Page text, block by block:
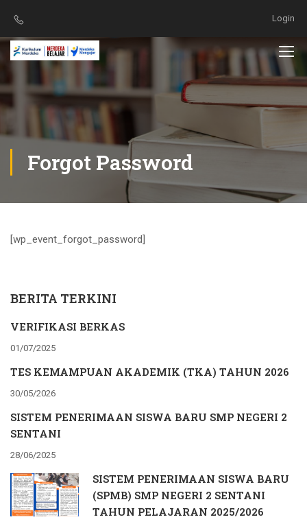
Login
Forgot Password
[wp_event_forgot_password]
BERITA TERKINI
VERIFIKASI BERKAS
01/07/2025
TES KEMAMPUAN AKADEMIK (TKA) TAHUN 2026
30/05/2026
SISTEM PENERIMAAN SISWA BARU SMP NEGERI 2
SENTANI
28/06/2025
SISTEM PENERIMAAN SISWA BARU
(SPMB) SMP NEGERI 2 SENTANI
TAHUN PELAJARAN 2025/2026